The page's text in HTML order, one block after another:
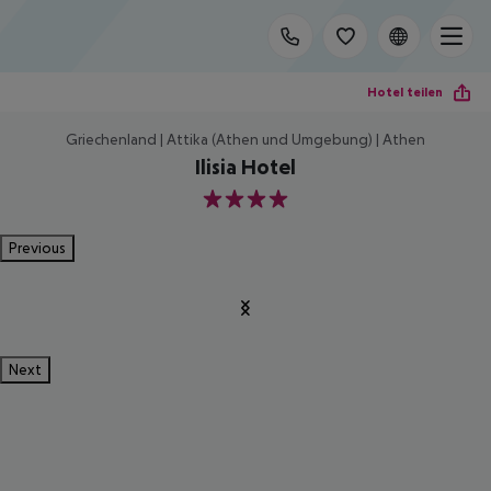
Hotel teilen
Griechenland | Attika (Athen und Umgebung) | Athen
Ilisia Hotel
4
Previous
Next